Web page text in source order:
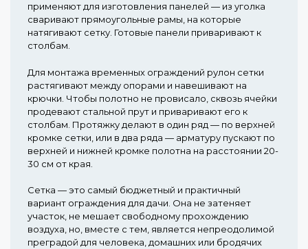
применяют для изготовления панелей — из уголка
сваривают прямоугольные рамы, на которые
натягивают сетку. Готовые панели приваривают к
столбам.
Для монтажа временных ограждений рулон сетки
растягивают между опорами и навешивают на
крючки. Чтобы полотно не провисало, сквозь ячейки
продевают стальной прут и приваривают его к
столбам. Протяжку делают в один ряд — по верхней
кромке сетки, или в два ряда — арматуру пускают по
верхней и нижней кромке полотна на расстоянии 20-
30 см от края.
Сетка — это самый бюджетный и практичный
вариант ограждения для дачи. Она не затеняет
участок, не мешает свободному прохождению
воздуха, но, вместе с тем, является непреодолимой
преградой для человека, домашних или бродячих